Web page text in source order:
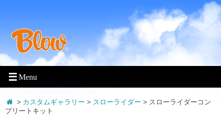
> カスタムギャラリー > スローライダー > スローライダーコン
プリートキット